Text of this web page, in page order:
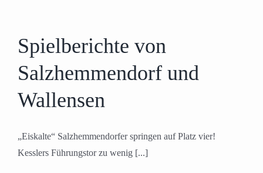
Spielberichte von
Salzhemmendorf und
Wallensen
„Eiskalte“ Salzhemmendorfer springen auf Platz vier!
Kesslers Führungstor zu wenig [...]